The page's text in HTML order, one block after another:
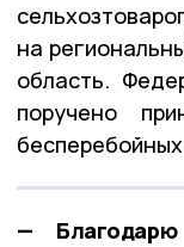
на
область.
поручено
— Благодарю